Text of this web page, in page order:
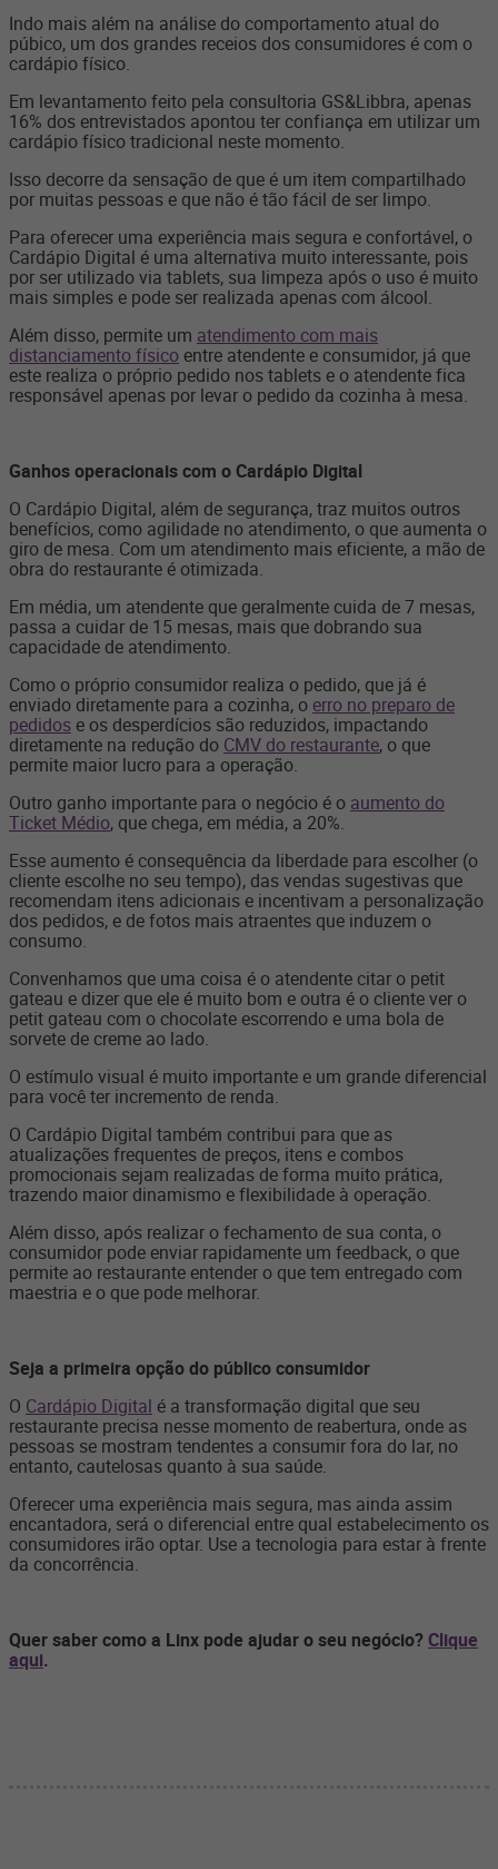
Indo mais além na análise do comportamento atual do
púbico, um dos grandes receios dos consumidores é com o
cardápio físico.
Em levantamento feito pela consultoria GS&Libbra, apenas
16% dos entrevistados apontou ter confiança em utilizar um
cardápio físico tradicional neste momento.
Isso decorre da sensação de que é um item compartilhado
por muitas pessoas e que não é tão fácil de ser limpo.
Para oferecer uma experiência mais segura e confortável, o
Cardápio Digital é uma alternativa muito interessante, pois
por ser utilizado via tablets, sua limpeza após o uso é muito
mais simples e pode ser realizada apenas com álcool.
Além disso, permite um atendimento com mais
distanciamento físico entre atendente e consumidor, já que
este realiza o próprio pedido nos tablets e o atendente fica
responsável apenas por levar o pedido da cozinha à mesa.
Ganhos operacionais com o Cardápio Digital
O Cardápio Digital, além de segurança, traz muitos outros
benefícios, como agilidade no atendimento, o que aumenta o
giro de mesa. Com um atendimento mais eficiente, a mão de
obra do restaurante é otimizada.
Em média, um atendente que geralmente cuida de 7 mesas,
passa a cuidar de 15 mesas, mais que dobrando sua
capacidade de atendimento.
Como o próprio consumidor realiza o pedido, que já é
enviado diretamente para a cozinha, o erro no preparo de
pedidos e os desperdícios são reduzidos, impactando
diretamente na redução do CMV do restaurante, o que
permite maior lucro para a operação.
Outro ganho importante para o negócio é o aumento do
Ticket Médio, que chega, em média, a 20%.
Esse aumento é consequência da liberdade para escolher (o
cliente escolhe no seu tempo), das vendas sugestivas que
recomendam itens adicionais e incentivam a personalização
dos pedidos, e de fotos mais atraentes que induzem o
consumo.
Convenhamos que uma coisa é o atendente citar o petit
gateau e dizer que ele é muito bom e outra é o cliente ver o
petit gateau com o chocolate escorrendo e uma bola de
sorvete de creme ao lado.
O estímulo visual é muito importante e um grande diferencial
para você ter incremento de renda.
O Cardápio Digital também contribui para que as
atualizações frequentes de preços, itens e combos
promocionais sejam realizadas de forma muito prática,
trazendo maior dinamismo e flexibilidade à operação.
Além disso, após realizar o fechamento de sua conta, o
consumidor pode enviar rapidamente um feedback, o que
permite ao restaurante entender o que tem entregado com
maestria e o que pode melhorar.
Seja a primeira opção do público consumidor
O Cardápio Digital é a transformação digital que seu
restaurante precisa nesse momento de reabertura, onde as
pessoas se mostram tendentes a consumir fora do lar, no
entanto, cautelosas quanto à sua saúde.
Oferecer uma experiência mais segura, mas ainda assim
encantadora, será o diferencial entre qual estabelecimento os
consumidores irão optar. Use a tecnologia para estar à frente
da concorrência.
Quer saber como a Linx pode ajudar o seu negócio? Clique
aqui.